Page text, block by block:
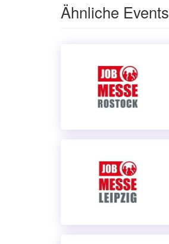
Ähnliche Events